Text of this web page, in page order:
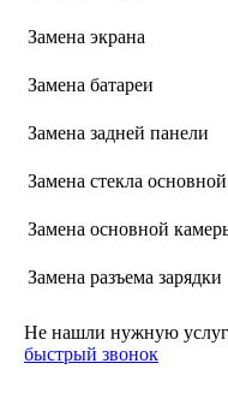
Замена экрана
Замена батареи
Замена задней панели
Замена стекла
Замена основной
Замена разъема зарядки
Не нашли нужную
быстрый звонок